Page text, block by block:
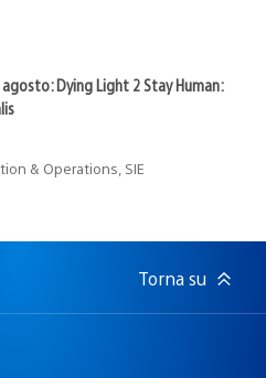
Dying Light 2 Stay Human:
& Operations, SIE
Torna su